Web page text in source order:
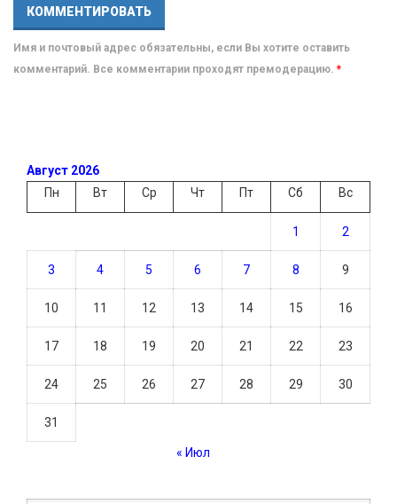
Имя и почтовый адрес обязательны, если Вы хотите оставить
комментарий. Все комментарии проходят премодерацию. *
Август 2026
Пн
Вт Ср Чт Пт Сб Вс
1 2
3 4 5 6 7 8 9
10 11 12 13 14 15 16
17 18 19 20 21 22 23
24 25 26 27 28 29 30
31
« Июл